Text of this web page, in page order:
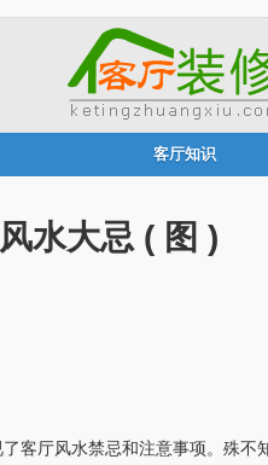
客厅知识
水大忌 ( 图 )
厅风水禁忌和注意事项。殊不